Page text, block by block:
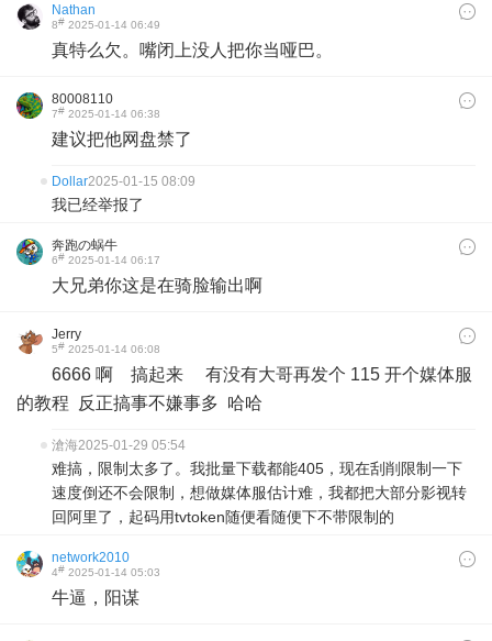
Nathan
8# 2025-01-14 06:49
真特么欠。嘴闭上没人把你当哑巴。
80008110
7# 2025-01-14 06:38
建议把他网盘禁了
Dollar2025-01-15 08:09
我已经举报了
奔跑の蜗牛
6# 2025-01-14 06:17
大兄弟你这是在骑脸输出啊
Jerry
5# 2025-01-14 06:08
6666 啊 搞起来 有没有大哥再发个 115 开个媒体服
的教程 反正搞事不嫌事多 哈哈
滄海2025-01-29 05:54
难搞，限制太多了。我批量下载都能405，现在刮削限制一下
速度倒还不会限制，想做媒体服估计难，我都把大部分影视转
回阿里了，起码用tvtoken随便看随便下不带限制的
network2010
4# 2025-01-14 05:03
牛逼，阳谋